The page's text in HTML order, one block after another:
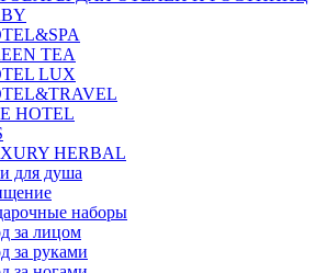
TEA
LUX
HOTEL
HERBAL
для душа
наборы
за лицом
за руками